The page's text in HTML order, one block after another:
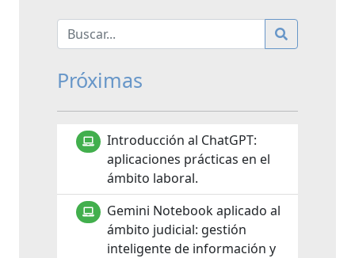
Próximas
Introducción al ChatGPT:
aplicaciones prácticas en el
ámbito laboral.
Gemini Notebook aplicado al
ámbito judicial: gestión
inteligente de información y